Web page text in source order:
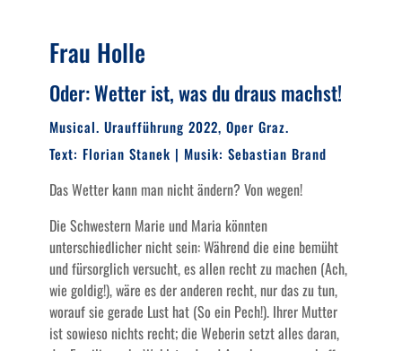
Frau Holle
Oder: Wetter ist, was du draus machst!
Musical. Uraufführung 2022, Oper Graz.
Text: Florian Stanek | Musik: Sebastian Brand
Das Wetter kann man nicht ändern? Von wegen!
Die Schwestern Marie und Maria könnten
unterschiedlicher nicht sein: Während die eine bemüht
und fürsorglich versucht, es allen recht zu machen (Ach,
wie goldig!), wäre es der anderen recht, nur das zu tun,
worauf sie gerade Lust hat (So ein Pech!). Ihrer Mutter
ist sowieso nichts recht; die Weberin setzt alles daran,